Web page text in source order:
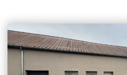
SALLES DE DOUCHES, 2 WC.
PORTES MOTORISEES, 3
REZ DE JARDIN ( CUISINE
CHAMBRE, SALLE DE
INDEPENDANTE.
ELECTRIQUES, TOUT A
PREVOIR..